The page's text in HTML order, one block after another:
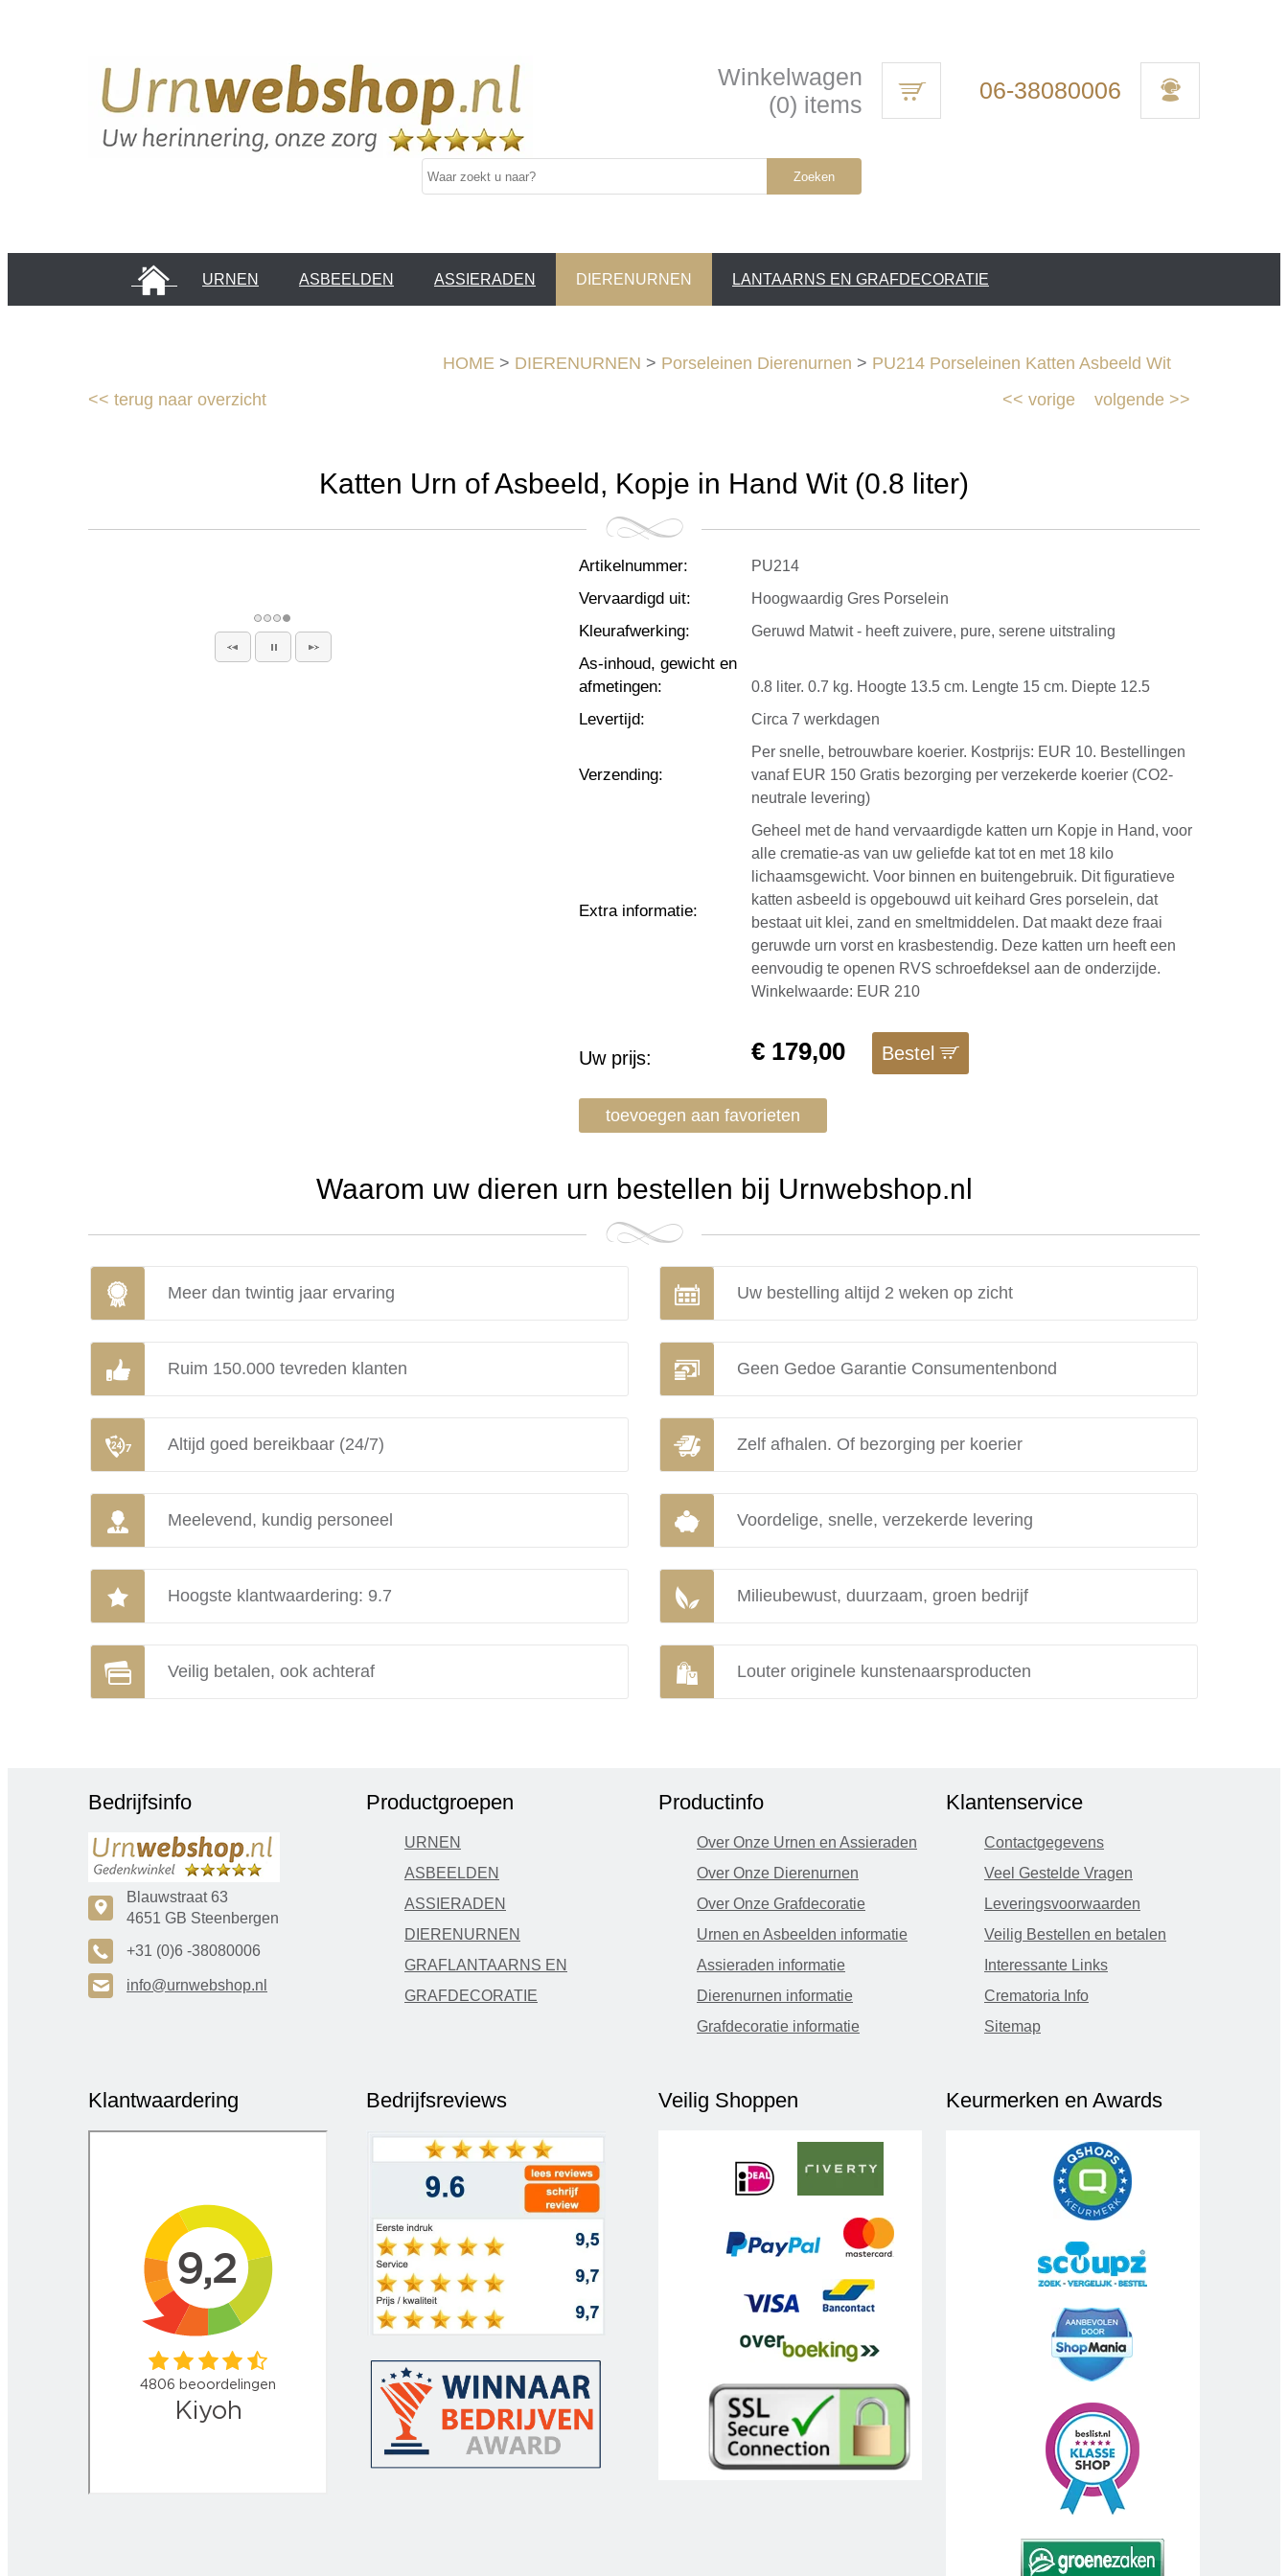
Winkelwagen
(0) items
06-38080006
Zoeken
HOME URNEN ASBEELDEN ASSIERADEN DIERENURNEN LANTAARNS EN GRAFDECORATIE
HOME > DIERENURNEN > Porseleinen Dierenurnen > PU214 Porseleinen Katten Asbeeld Wit
<< terug naar overzicht volgende >>
<< vorige
Katten Urn of Asbeeld, Kopje in Hand Wit (0.8 liter)
Artikelnummer: PU214
Vervaardigd uit: Hoogwaardig Gres Porselein
Kleurafwerking: Geruwd Matwit - heeft zuivere, pure, serene uitstraling
As-inhoud, gewicht en
afmetingen: 0.8 liter. 0.7 kg. Hoogte 13.5 cm. Lengte 15 cm. Diepte 12.5
Levertijd: Circa 7 werkdagen
Verzending:
Per snelle, betrouwbare koerier. Kostprijs: EUR 10. Bestellingen
vanaf EUR 150 Gratis bezorging per verzekerde koerier (CO2-
neutrale levering)
Extra informatie:
Geheel met de hand vervaardigde katten urn Kopje in Hand, voor
alle crematie-as van uw geliefde kat tot en met 18 kilo
lichaamsgewicht. Voor binnen en buitengebruik. Dit figuratieve
katten asbeeld is opgebouwd uit keihard Gres porselein, dat
bestaat uit klei, zand en smeltmiddelen. Dat maakt deze fraai
geruwde urn vorst en krasbestendig. Deze katten urn heeft een
eenvoudig te openen RVS schroefdeksel aan de onderzijde.
Winkelwaarde: EUR 210
Uw prijs: € 179,00 Bestel
toevoegen aan favorieten
Waarom uw dieren urn bestellen bij Urnwebshop.nl
Meer dan twintig jaar ervaring Uw bestelling altijd 2 weken op zicht
Ruim 150.000 tevreden klanten Geen Gedoe Garantie Consumentenbond
Altijd goed bereikbaar (24/7) Zelf afhalen. Of bezorging per koerier
Meelevend, kundig personeel Voordelige, snelle, verzekerde levering
Hoogste klantwaardering: 9.7 Milieubewust, duurzaam, groen bedrijf
Veilig betalen, ook achteraf Louter originele kunstenaarsproducten
Bedrijfsinfo
c
Blauwstraat 63
4651 GB Steenbergen
A +31 (0)6 -38080006
H info@urnwebshop.nl
Productgroepen
URNEN
ASBEELDEN
ASSIERADEN
DIERENURNEN
GRAFLANTAARNS EN
GRAFDECORATIE
Productinfo
Over Onze Urnen en Assieraden
Over Onze Dierenurnen
Over Onze Grafdecoratie
Urnen en Asbeelden informatie
Assieraden informatie
Dierenurnen informatie
Grafdecoratie informatie
Klantenservice
Contactgegevens
Veel Gestelde Vragen
Leveringsvoorwaarden
Veilig Bestellen en betalen
Interessante Links
Crematoria Info
Sitemap
Klantwaardering Bedrijfsreviews Veilig Shoppen Keurmerken en Awards